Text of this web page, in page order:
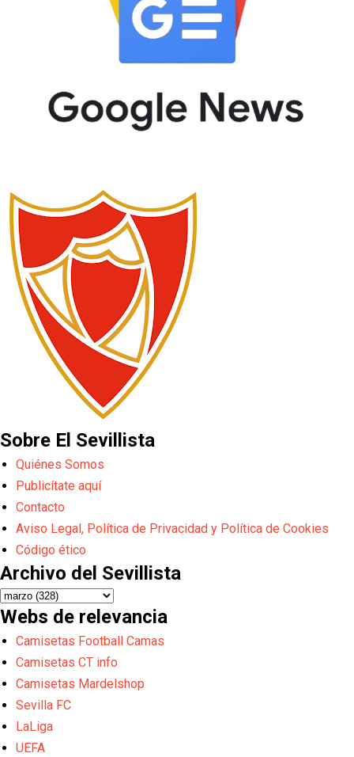
Sobre El Sevillista
Quiénes Somos
Publicítate aquí
Contacto
Aviso Legal, Política de Privacidad y Política de Cookies
Código ético
Archivo del Sevillista
Webs de relevancia
Camisetas Football Camas
Camisetas CT info
Camisetas Mardelshop
Sevilla FC
LaLiga
UEFA